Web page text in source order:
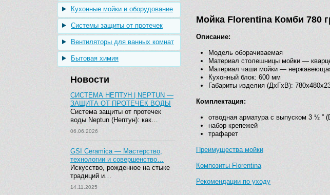
Кухонные мойки и оборудование
Системы защиты от протечек
Вентиляторы для ванных комнат
Бытовая химия
Новости
СИСТЕМА НЕПТУН | NEPTUN —
ЗАЩИТА ОТ ПРОТЕЧЕК ВОДЫ
Система защиты от протечек
воды Neptun (Нептун): как…
06.06.2026
GSI Ceramica — Мастерство,
технологии и совершенство…
Искусство, рожденное на стыке
традиций и…
14.11.2025
Мойка Florentina Комби 780
Описание:
Модель оборачиваемая
Материал столешницы мойки —
Материал чаши мойки —
Кухонный блок: 600 мм
Габариты изделия (ДхГхВ):
Комплектация:
отводная арматура с выпуском 3 ½ ”
набор крепежей
трафарет
Преимущества мойки
Композиты Florentina
Рекомендации по уходу